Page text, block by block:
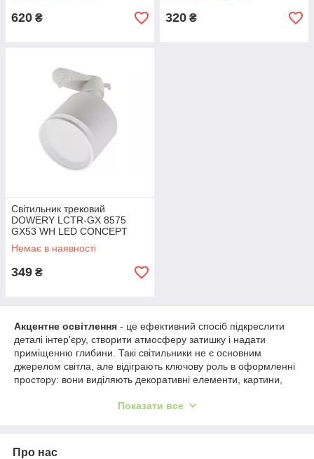
620 ₴ 320 ₴
Світильник трековий
DOWERY LCTR-GX 8575
GX53 WH LED CONCEPT
Ø85x75 мм
Немає в наявності
349 ₴
Акцентне освітлення - це ефективний спосіб підкреслити
деталі інтер'єру, створити атмосферу затишку і надати
приміщенню глибини. Такі світильники не є основним
джерелом світла, але відіграють ключову роль в оформленні
простору: вони виділяють декоративні елементи, картини,
У нашому каталозі ви знайдете різноманітні рішення для
підходять для житлових і комерційних приміщень - від
Показати все
Про нас